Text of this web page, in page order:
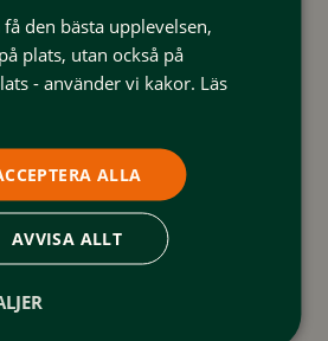
den bästa upplevelsen,
plats, utan också på
- använder vi kakor. Läs
ALLA
AVVISA ALLT